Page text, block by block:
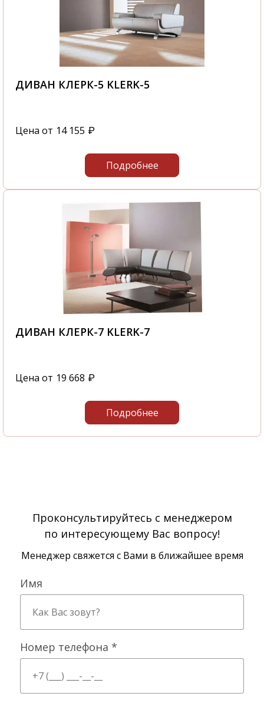
ДИВАН КЛЕРК-5 KLERK-5
Цена от 14 155 ₽
Подробнее
ДИВАН КЛЕРК-7 KLERK-7
Цена от 19 668 ₽
Подробнее
Проконсультируйтесь с менеджером
по интересующему Вас вопросу!
Менеджер свяжется с Вами в ближайшее время
Имя
Номер телефона *